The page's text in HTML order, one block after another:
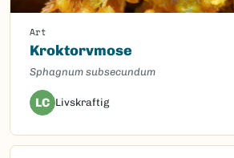
Art
Kroktorvmose
Sphagnum subsecundum
LC Livskraftig